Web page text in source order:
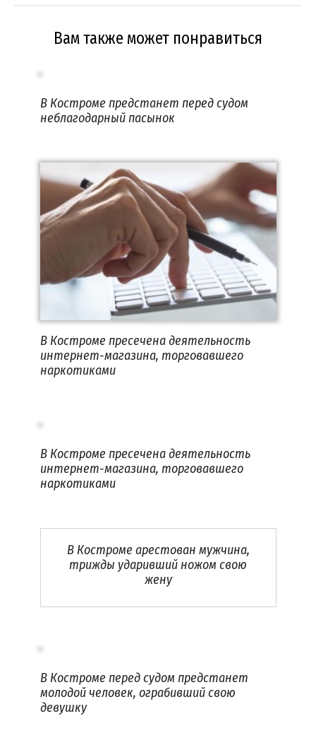
Вам также может понравиться
В Костроме предстанет перед судом
неблагодарный пасынок
В Костроме пресечена деятельность
интернет-магазина, торговавшего
наркотиками
В Костроме пресечена деятельность
интернет-магазина, торговавшего
наркотиками
В Костроме арестован мужчина,
трижды ударивший ножом свою
жену
В Костроме перед судом предстанет
молодой человек, ограбивший свою
девушку